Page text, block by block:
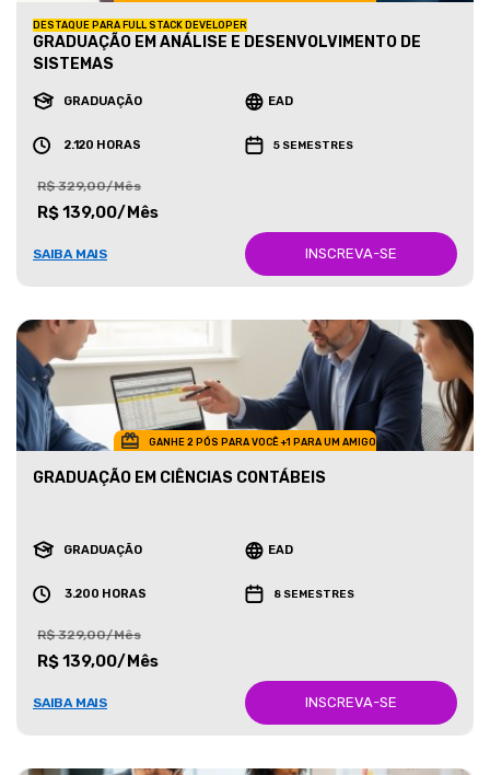
DESTAQUE PARA FULL STACK DEVELOPER
GRADUAÇÃO EM ANÁLISE E DESENVOLVIMENTO DE
SISTEMAS
GRADUAÇÃO EAD
2.120 HORAS 5 SEMESTRES
R$ 329,00/Mês
R$ 139,00/Mês
SAIBA MAIS INSCREVA-SE
GANHE 2 PÓS PARA VOCÊ +1 PARA UM AMIGO
GRADUAÇÃO EM CIÊNCIAS CONTÁBEIS
GRADUAÇÃO EAD
3.200 HORAS 8 SEMESTRES
R$ 329,00/Mês
R$ 139,00/Mês
SAIBA MAIS INSCREVA-SE